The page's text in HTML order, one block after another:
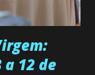
por eng...
a 12 de